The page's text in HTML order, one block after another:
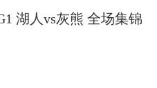
湖人vs灰熊 全场集锦